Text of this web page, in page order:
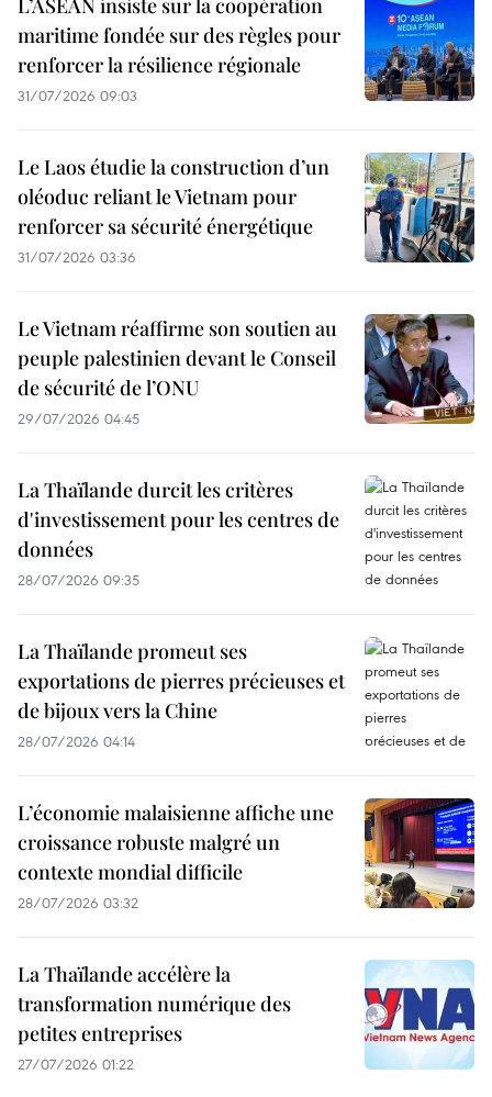
L’ASEAN insiste sur la coopération
maritime fondée sur des règles pour
renforcer la résilience régionale
31/07/2026 09:03
Le Laos étudie la construction d’un
oléoduc reliant le Vietnam pour
renforcer sa sécurité énergétique
31/07/2026 03:36
Le Vietnam réaffirme son soutien au
peuple palestinien devant le Conseil
de sécurité de l’ONU
29/07/2026 04:45
La Thaïlande durcit les critères
d'investissement pour les centres de
données
28/07/2026 09:35
La Thaïlande promeut ses
exportations de pierres précieuses et
de bijoux vers la Chine
28/07/2026 04:14
L’économie malaisienne affiche une
croissance robuste malgré un
contexte mondial difficile
28/07/2026 03:32
La Thaïlande accélère la
transformation numérique des
petites entreprises
27/07/2026 01:22